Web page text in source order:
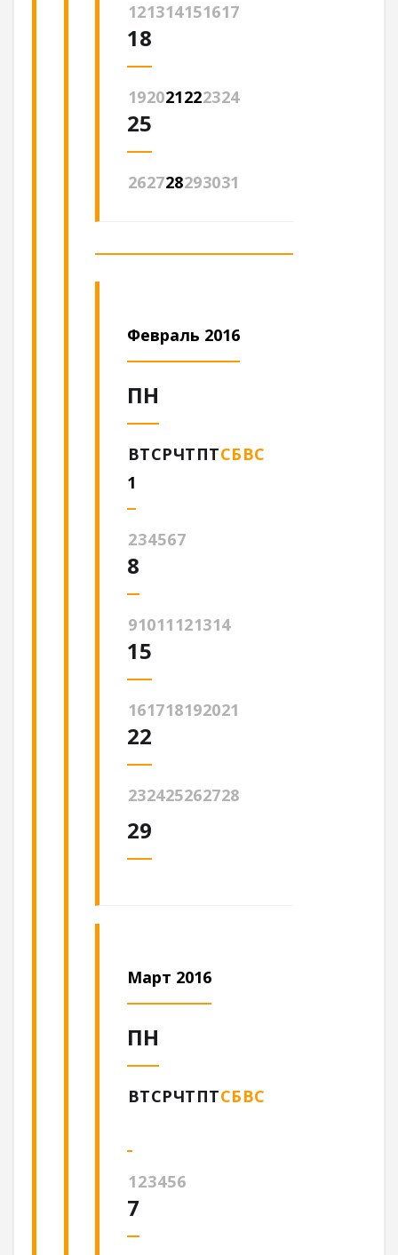
121314151617
18
192021222324
25
262728293031
Февраль 2016
ПН
ВТСРЧТПТСБВС
1
234567
8
91011121314
15
161718192021
22
232425262728
29
Март 2016
ПН
ВТСРЧТПТСБВС
123456
7